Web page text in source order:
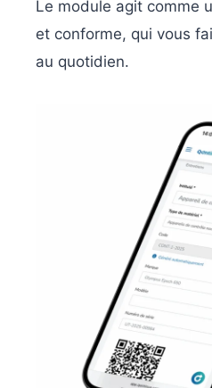
Le module agit comme
et conforme, qui vous
au quotidien.